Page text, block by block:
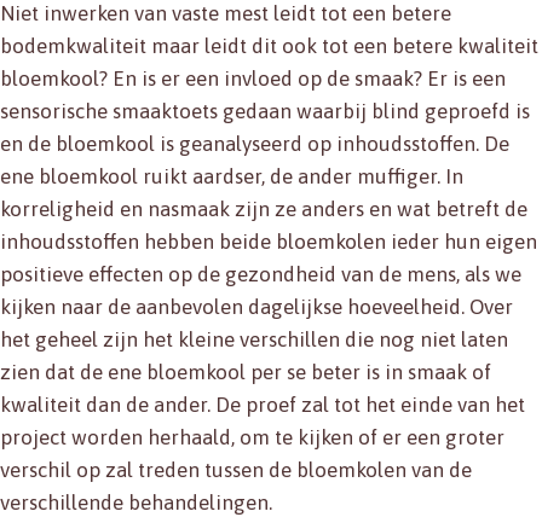
Niet inwerken van vaste mest leidt tot een betere
bodemkwaliteit maar leidt dit ook tot een betere kwaliteit
bloemkool? En is er een invloed op de smaak? Er is een
sensorische smaaktoets gedaan waarbij blind geproefd is
en de bloemkool is geanalyseerd op inhoudsstoffen. De
ene bloemkool ruikt aardser, de ander muffiger. In
korreligheid en nasmaak zijn ze anders en wat betreft de
inhoudsstoffen hebben beide bloemkolen ieder hun eigen
positieve effecten op de gezondheid van de mens, als we
kijken naar de aanbevolen dagelijkse hoeveelheid. Over
het geheel zijn het kleine verschillen die nog niet laten
zien dat de ene bloemkool per se beter is in smaak of
kwaliteit dan de ander. De proef zal tot het einde van het
project worden herhaald, om te kijken of er een groter
verschil op zal treden tussen de bloemkolen van de
verschillende behandelingen.